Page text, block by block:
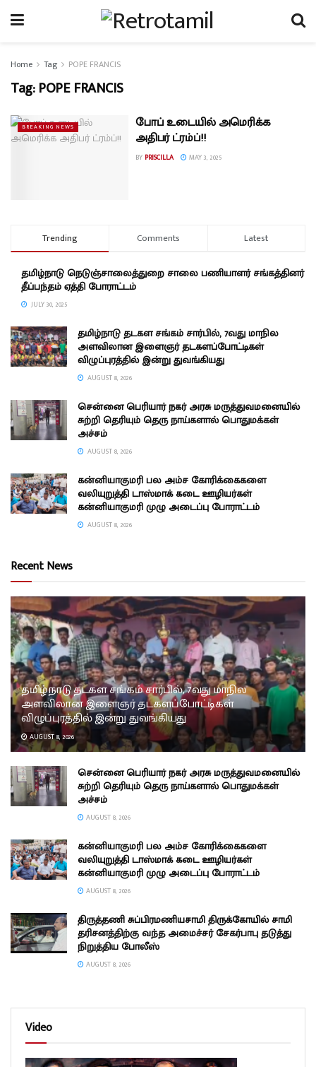
Home Tag POPE FRANCIS
Tag:POPE FRANCIS
BREAKING NEWS
போப் உடையில் அமெரிக்க
அதிபர் ட்ரம்ப்!!
BY PRISCILLA MAY 3, 2025
Trending Comments Latest
தமிழ்நாடு நெடுஞ்சாலைத்துறை சாலை பணியாளர் சங்கத்தினர்
தீப்பந்தம் ஏத்தி போராட்டம்
JULY 30, 2025
தமிழ்நாடு தடகள சங்கம் சார்பில், 7வது மாநில
அளவிலான இளைஞர் தடகளப்போட்டிகள்
விழுப்புரத்தில் இன்று துவங்கியது
AUGUST 8, 2026
சென்னை பெரியார் நகர் அரசு மருத்துவமனையில்
சுற்றி தெரியும் தெரு நாய்களால் பொதுமக்கள்
அச்சம்
AUGUST 8, 2026
கன்னியாகுமரி பல அம்ச கோரிக்கைகளை
வலியுறுத்தி டாஸ்மாக் கடை ஊழியர்கள்
கன்னியாகுமரி முழு அடைப்பு போராட்டம்
AUGUST 8, 2026
Recent News
தமிழ்நாடு தடகள சங்கம் சார்பில், 7வது மாநில
அளவிலான இளைஞர் தடகளப்போட்டிகள்
விழுப்புரத்தில் இன்று துவங்கியது
AUGUST 8, 2026
சென்னை பெரியார் நகர் அரசு மருத்துவமனையில்
சுற்றி தெரியும் தெரு நாய்களால் பொதுமக்கள்
அச்சம்
AUGUST 8, 2026
கன்னியாகுமரி பல அம்ச கோரிக்கைகளை
வலியுறுத்தி டாஸ்மாக் கடை ஊழியர்கள்
கன்னியாகுமரி முழு அடைப்பு போராட்டம்
AUGUST 8, 2026
திருத்தணி சுப்பிரமணியசாமி திருக்கோயில் சாமி
தரிசனத்திற்கு வந்த அமைச்சர் சேகர்பாபு தடுத்து
நிறுத்திய போலீஸ்
AUGUST 8, 2026
Video